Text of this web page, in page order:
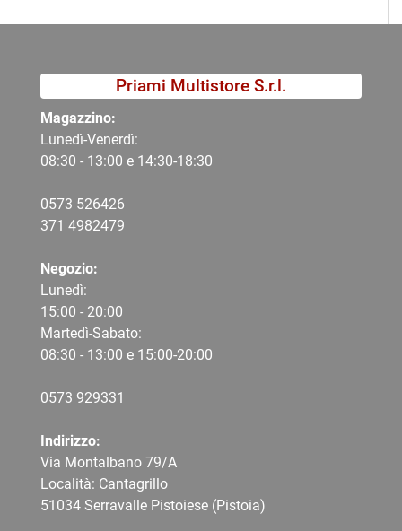
Priami Multistore S.r.l.
Magazzino:
Lunedì-Venerdì:
08:30 - 13:00 e 14:30-18:30
0573 526426
371 4982479
Negozio:
Lunedì:
15:00 - 20:00
Martedì-Sabato:
08:30 - 13:00 e 15:00-20:00
0573 929331
Indirizzo:
Via Montalbano 79/A
Località: Cantagrillo
51034 Serravalle Pistoiese (Pistoia)